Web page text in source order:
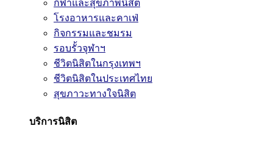
กีฬาและสุขภาพนิสิต
โรงอาหารและคาเฟ่
กิจกรรมและชมรม
รอบรั้วจุฬาฯ
ชีวิตนิสิตในกรุงเทพฯ
ชีวิตนิสิตในประเทศไทย
สุขภาวะทางใจนิสิต
บริการนิสิต